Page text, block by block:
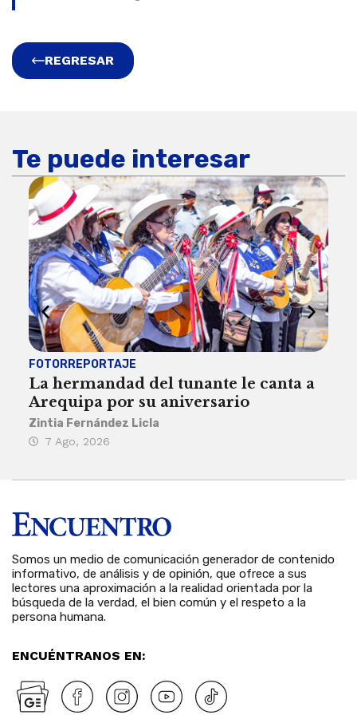
REGRESAR
Te puede interesar
FOTORREPORTAJE
La hermandad del tunante le canta a
Arequipa por su aniversario
Zintia Fernández Licla
7 Ago, 2026
Somos un medio de comunicación generador de contenido
informativo, de análisis y de opinión, que ofrece a sus
lectores una aproximación a la realidad orientada por la
búsqueda de la verdad, el bien común y el respeto a la
persona humana.
ENCUÉNTRANOS EN: